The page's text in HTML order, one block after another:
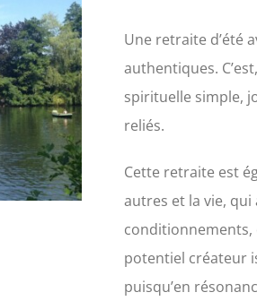
Une retraite d’été
authentiques.
spirituelle simple,
reliés.
Cette retraite est
autres et la vie, qui
conditionnements,
potentiel créateur
puisqu’en